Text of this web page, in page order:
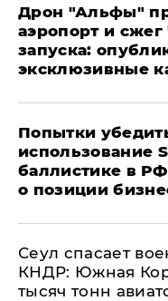
Дрон "Альфы"
аэропорт и
запуска:
эксклюзивные
Попытки
использование
баллистике в
о позиции
​Сеул спасает
КНДР: Южная
тысяч тонн